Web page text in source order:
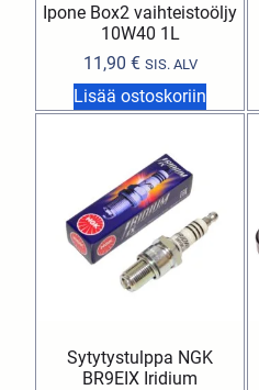
Ipone Box2 vaihteistoöljy
10W40 1L
11,90 € SIS. ALV
Lisää ostoskoriin
Sytytystulppa NGK
BR9EIX Iridium